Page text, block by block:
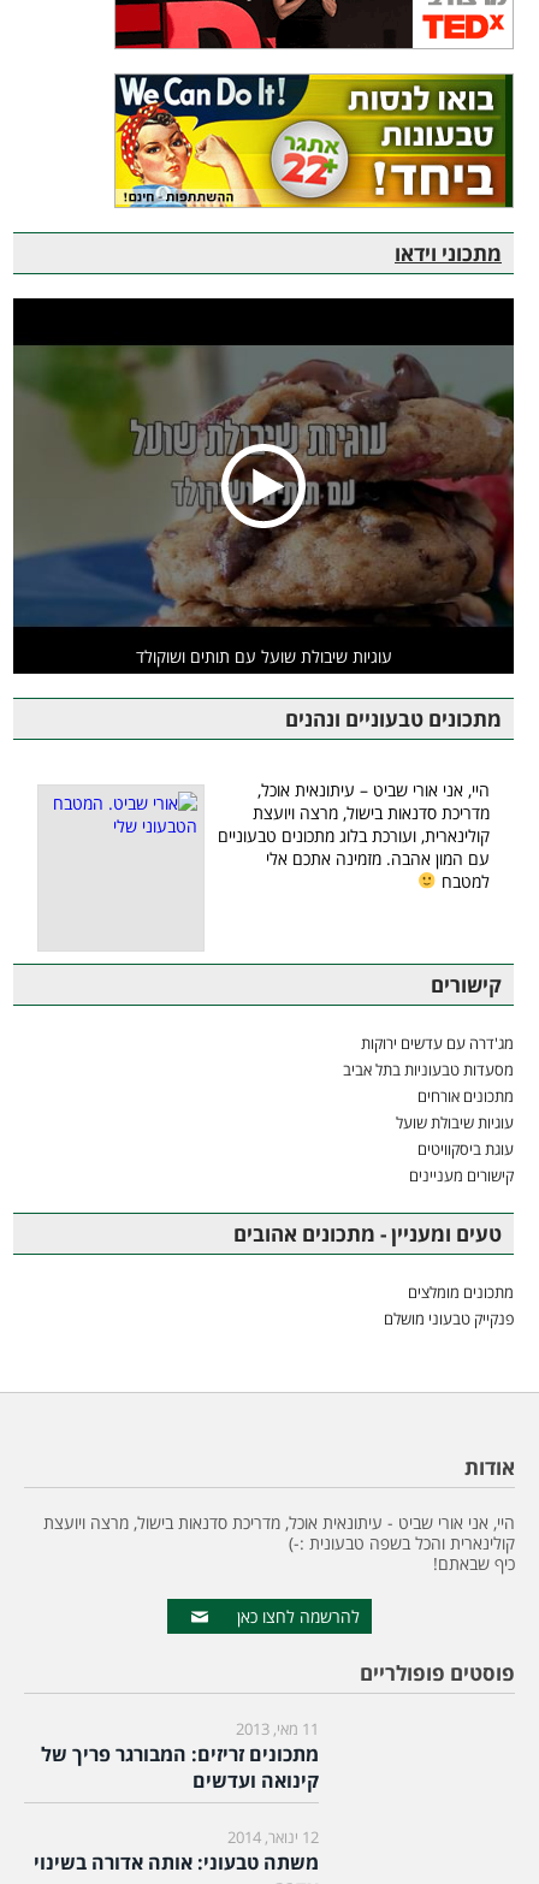
מתכוני וידאו
עוגיות שיבולת שועל עם תותים ושוקולד
מתכונים טבעוניים ונהנים
היי, אני אורי שביט – עיתונאית אוכל,
מדריכת סדנאות בישול, מרצה ויועצת
קולינארית, ועורכת בלוג מתכונים טבעוניים
עם המון אהבה. מזמינה אתכם אלי
למטבח
קישורים
מג'דרה עם עדשים ירוקות
מסעדות טבעוניות בתל אביב
מתכונים אורחים
עוגיות שיבולת שועל
עוגת ביסקוויטים
קישורים מעניינים
טעים ומעניין - מתכונים אהובים
מתכונים מומלצים
פנקייק טבעוני מושלם
אודות
היי, אני אורי שביט - עיתונאית אוכל, מדריכת סדנאות בישול, מרצה ויועצת
קולינארית והכל בשפה טבעונית :-)
כיף שבאתם!
להרשמה לחצו כאן
פוסטים פופולריים
11 מאי, 2013
מתכונים זריזים: המבורגר פריך של
קינואה ועדשים
12 ינואר, 2014
משתה טבעוני: אותה אדורה בשינוי